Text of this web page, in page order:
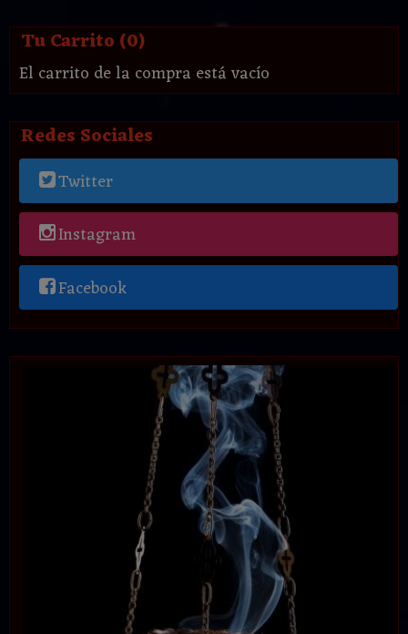
Tu Carrito (0)
El carrito de la compra está vacío
Redes Sociales
Twitter
Instagram
Facebook